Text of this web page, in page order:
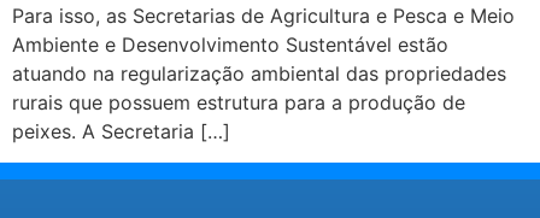
Para isso, as Secretarias de Agricultura e Pesca e Meio
Ambiente e Desenvolvimento Sustentável estão
atuando na regularização ambiental das propriedades
rurais que possuem estrutura para a produção de
peixes. A Secretaria […]